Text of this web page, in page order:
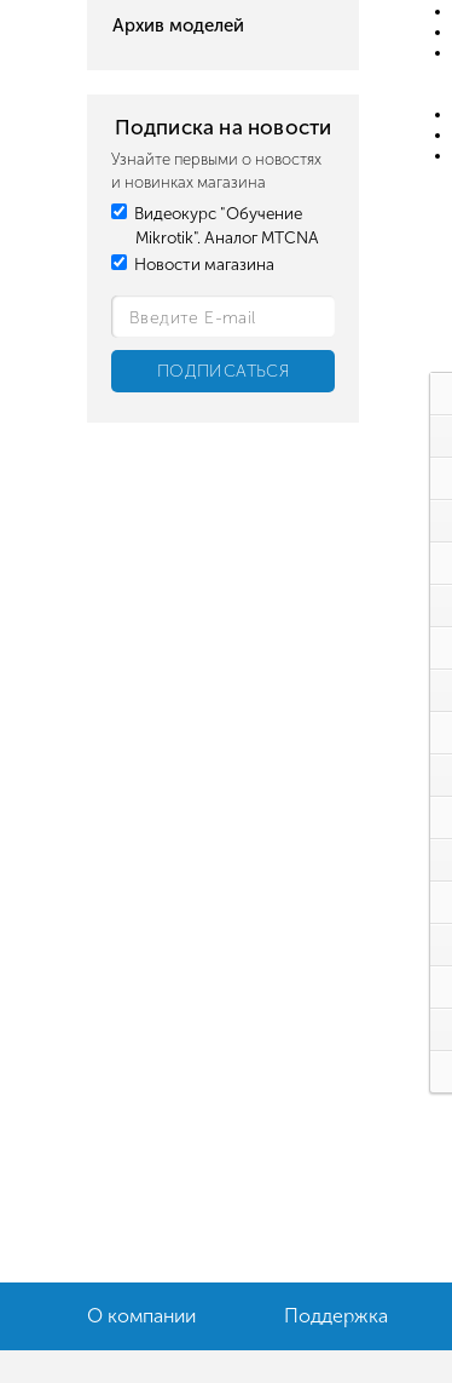
Архив моделей
Подписка на новости
Узнайте первыми о новостях
и новинках магазина
Видеокурс "Обучение
Mikrotik". Аналог MTCNA
Новости магазина
О компании Поддержка